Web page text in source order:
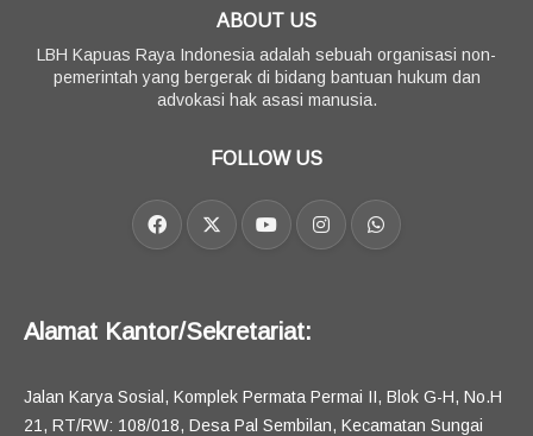
ABOUT US
LBH Kapuas Raya Indonesia adalah sebuah organisasi non-
pemerintah yang bergerak di bidang bantuan hukum dan
advokasi hak asasi manusia.
FOLLOW US
Alamat Kantor/Sekretariat:
Jalan Karya Sosial, Komplek Permata Permai II, Blok G-H, No.H
21, RT/RW: 108/018, Desa Pal Sembilan, Kecamatan Sungai